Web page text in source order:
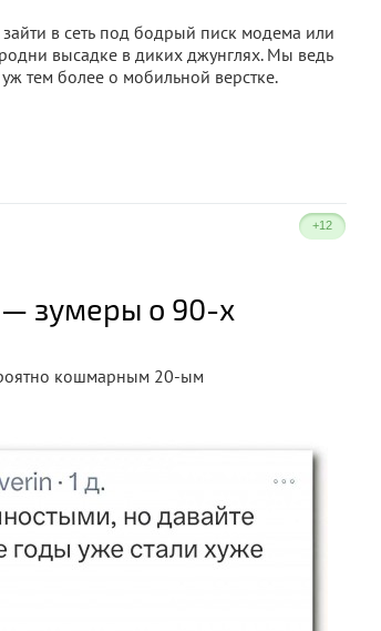
в сеть под бодрый писк модема или
высадке в диких джунглях. Мы ведь
тем более о мобильной верстке.
+12
зумеры о 90-х
кошмарным 20-ым